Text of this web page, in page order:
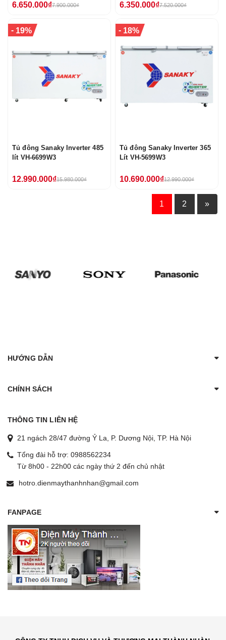
6.650.000₫7.900.000₫ 6.350.000₫7.520.000₫
-19%
Tủ đông Sanaky Inverter 485
lít VH-6699W3
12.990.000₫15.980.000₫
-18%
Tủ đông Sanaky Inverter 365
Lít VH-5699W3
10.690.000₫12.990.000₫
1 2 »
HƯỚNG DẪN
CHÍNH SÁCH
THÔNG TIN LIÊN HỆ
21 ngách 28/47 đường Ỷ La, P. Dương Nội, TP. Hà Nội
Tổng đài hỗ trợ: 0988562234
Từ 8h00 - 22h00 các ngày thứ 2 đến chủ nhật
hotro.dienmaythanhnhan@gmail.com
FANPAGE